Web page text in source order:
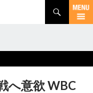
へ意欲 WBC